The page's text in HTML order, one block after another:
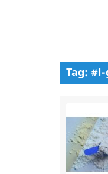
Tag: